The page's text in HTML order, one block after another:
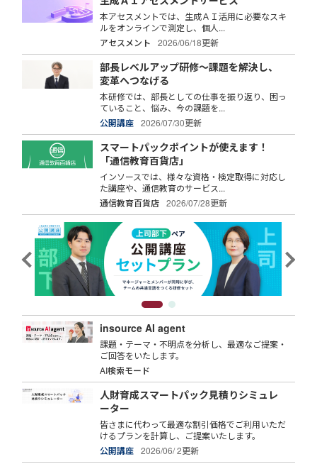
本アセスメントでは、生成ＡＩ活用に必要なスキ
ルをオンラインで測定し、個人...
アセスメント
2026/06/18更新
部長レベルアップ研修～課題を解決し、
変革へつなげる
本研修では、部長としての仕事を振り返り、困っ
ていること、悩み、今の課題を...
公開講座
2026/07/30更新
スマートパックポイントが使えます！
「通信教育百貨店」
インソースでは、様々な資格・検定取得に対応し
た講座や、通信教育のサービス...
通信教育百貨店
2026/07/28更新
insource AI agent
課題・テーマ・不明点を分析し、最適なご提案・
ご回答をいたします。
AI検索モード
人財育成スマートパック見積りシミュレ
ーター
皆さまに代わって最適な割引価格でご利用いただ
けるプランを計算し、ご提案いたします。
公開講座
2026/06/ 2更新